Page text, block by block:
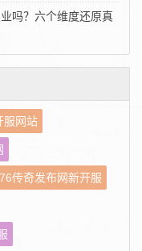
吗？六个维度还原真
服网站
传奇发布网新开服